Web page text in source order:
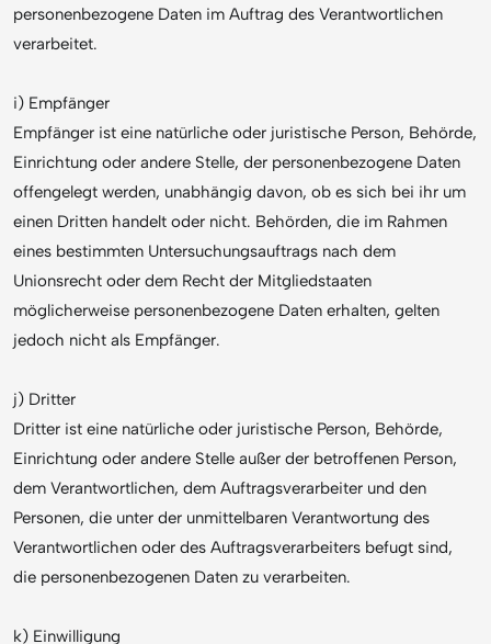
personenbezogene Daten im Auftrag des Verantwortlichen
verarbeitet.
i) Empfänger
Empfänger ist eine natürliche oder juristische Person, Behörde,
Einrichtung oder andere Stelle, der personenbezogene Daten
offengelegt werden, unabhängig davon, ob es sich bei ihr um
einen Dritten handelt oder nicht. Behörden, die im Rahmen
eines bestimmten Untersuchungsauftrags nach dem
Unionsrecht oder dem Recht der Mitgliedstaaten
möglicherweise personenbezogene Daten erhalten, gelten
jedoch nicht als Empfänger.
j) Dritter
Dritter ist eine natürliche oder juristische Person, Behörde,
Einrichtung oder andere Stelle außer der betroffenen Person,
dem Verantwortlichen, dem Auftragsverarbeiter und den
Personen, die unter der unmittelbaren Verantwortung des
Verantwortlichen oder des Auftragsverarbeiters befugt sind,
die personenbezogenen Daten zu verarbeiten.
k) Einwilligung